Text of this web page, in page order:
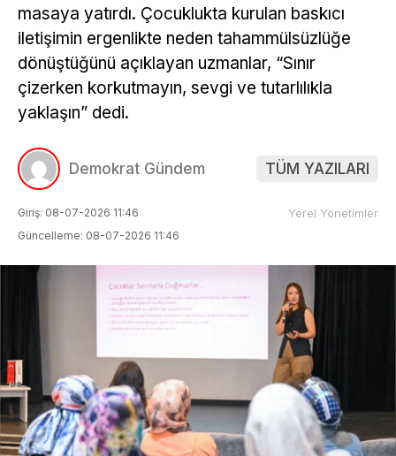
masaya yatırdı. Çocuklukta kurulan baskıcı
iletişimin ergenlikte neden tahammülsüzlüğe
dönüştüğünü açıklayan uzmanlar, “Sınır
çizerken korkutmayın, sevgi ve tutarlılıkla
yaklaşın” dedi.
Demokrat Gündem TÜM YAZILARI
Giriş: 08-07-2026 11:46
Güncelleme: 08-07-2026 11:46
Yerel Yönetimler